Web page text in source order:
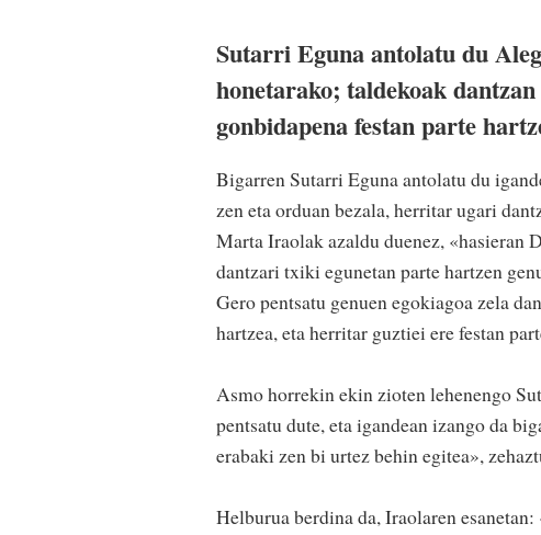
Sutarri Eguna antolatu du
honetarako; taldekoak
gonbidapena festan parte
Bigarren Sutarri Eguna antolatu du
zen eta orduan bezala, herritar ugari
Marta Iraolak azaldu duenez, «hasieran
dantzari txiki egunetan parte hartzen
Gero pentsatu genuen egokiagoa zela
hartzea, eta herritar guztiei ere festan
Asmo horrekin ekin zioten lehenengo
pentsatu dute, eta igandean izango da
erabaki zen bi urtez behin egitea»,
Helburua berdina da, Iraolaren